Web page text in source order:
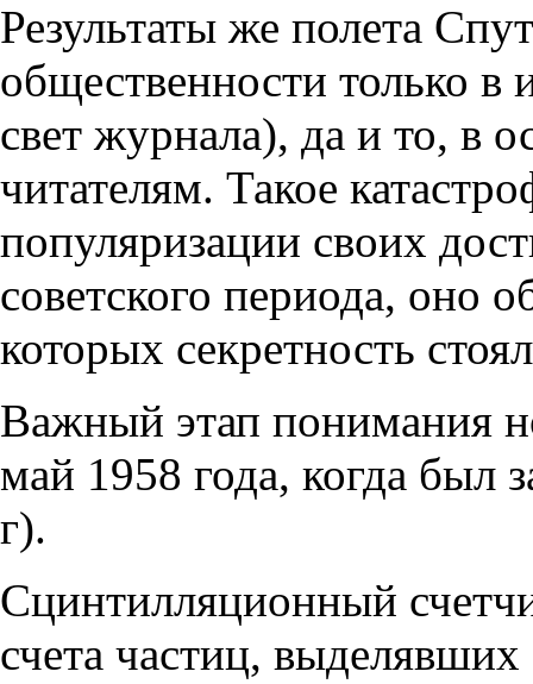
Результаты же полета
общественности только в
свет журнала), да и то, в
читателям. Такое
популяризации своих
советского периода, оно
которых секретность
Важный этап понимания
май 1958 года, когда был
г).
Сцинтилляционный
счета частиц,